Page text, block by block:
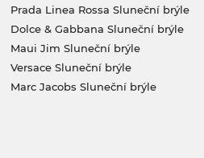
Prada Linea Rossa Sluneční brýle
Dolce & Gabbana Sluneční brýle
Maui Jim Sluneční brýle
Versace Sluneční brýle
Marc Jacobs Sluneční brýle